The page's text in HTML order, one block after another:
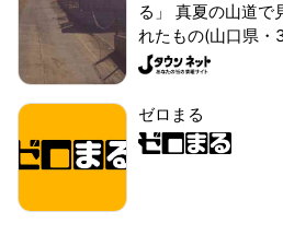
る」 真夏の山道で
れたもの(山口県・
ゼロまる